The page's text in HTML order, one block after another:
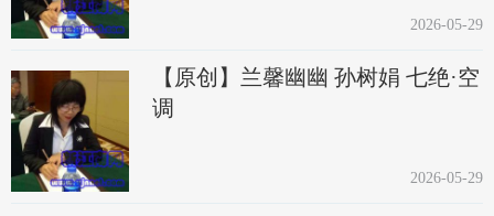
2026-05-29
【原创】兰馨幽幽 孙树娟 七绝·空
调
2026-05-29